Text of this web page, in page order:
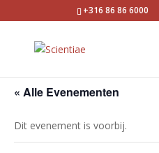
+316 86 86 6000
« Alle Evenementen
Dit evenement is voorbij.